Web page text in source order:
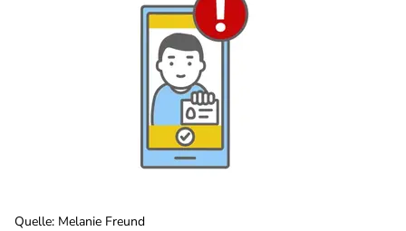
Quelle: Melanie Freund